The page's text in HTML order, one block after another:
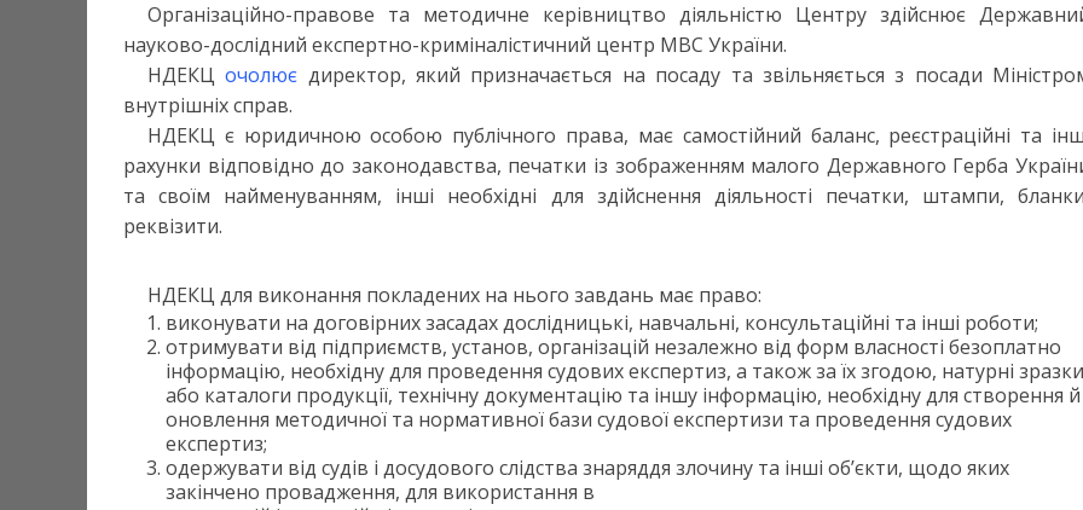
Організаційно-правове та методичне керівництво діяльністю Центру здійснює
науково-дослідний експертно-криміналістичний центр МВС України.
НДЕКЦочолює директор, який призначається на посаду та звільняється з посади
внутрішніх справ.
НДЕКЦ є юридичною особою публічного права, має самостійний баланс, реєстраційні та
рахунки відповідно до законодавства, печатки із зображенням малого Державного Герба
та своїм найменуванням, інші необхідні для здійснення діяльності печатки, штампи,
реквізити.
НДЕКЦ для виконання покладених на нього завдань має право:
виконувати на договірних засадах дослідницькі, навчальні, консультаційні та інші роботи;
отримувати від підприємств, установ, організацій незалежно від форм власності безоплатно
інформацію, необхідну для проведення судових експертиз, а також за їх згодою, натурні зразки
або каталоги продукції, технічну документацію та іншу інформацію, необхідну для створення й
оновлення методичної та нормативної бази судової експертизи та проведення судових
експертиз;
одержувати від судів і досудового слідства знаряддя злочину та інші об’єкти, щодо яких
закінчено провадження, для використання в